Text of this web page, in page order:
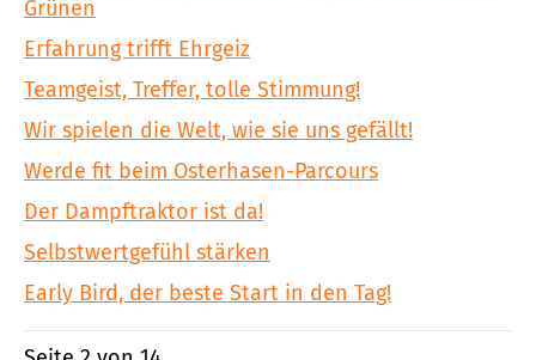
Grünen
Erfahrung trifft Ehrgeiz
Teamgeist, Treffer, tolle Stimmung!
Wir spielen die Welt, wie sie uns gefällt!
Werde fit beim Osterhasen-Parcours
Der Dampftraktor ist da!
Selbstwertgefühl stärken
Early Bird, der beste Start in den Tag!